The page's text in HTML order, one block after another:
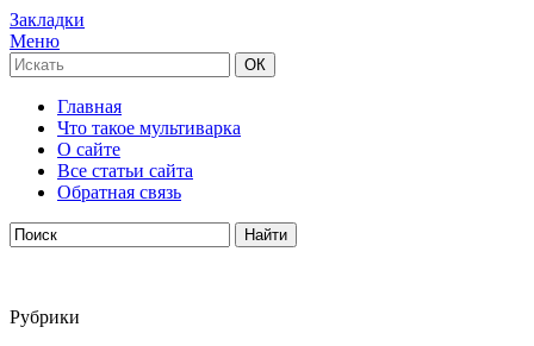
Закладки
Меню
Главная
Что такое мультиварка
О сайте
Все статьи сайта
Обратная связь
Рубрики